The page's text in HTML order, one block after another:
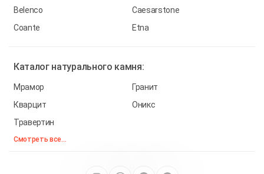
Belenco
Caesarstone
Coante
Etna
Каталог натурального камня:
Мрамор
Гранит
Кварцит
Оникс
Травертин
Смотреть все...